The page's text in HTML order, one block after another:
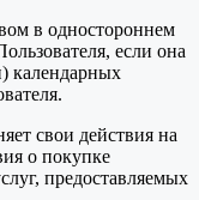
в одностороннем
если она
календарных
свои действия на
о покупке
предоставляемых